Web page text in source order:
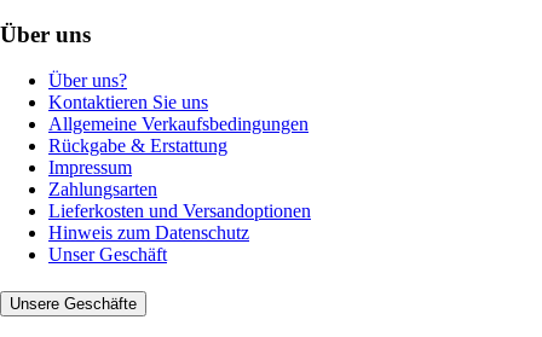
Über uns
Über uns?
Kontaktieren Sie uns
Allgemeine Verkaufsbedingungen
Rückgabe & Erstattung
Impressum
Zahlungsarten
Lieferkosten und Versandoptionen
Hinweis zum Datenschutz
Unser Geschäft
Unsere Geschäfte